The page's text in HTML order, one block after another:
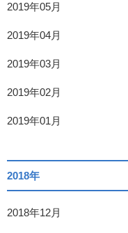
2019年05月
2019年04月
2019年03月
2019年02月
2019年01月
2018年
2018年12月